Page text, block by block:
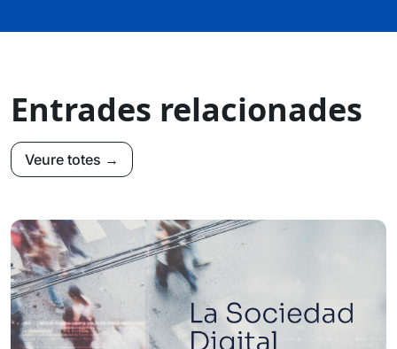
Entrades relacionades
Veure totes →